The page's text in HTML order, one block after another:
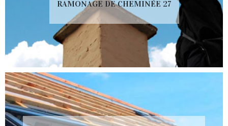
RAMONAGE DE CHEMINÉE 27